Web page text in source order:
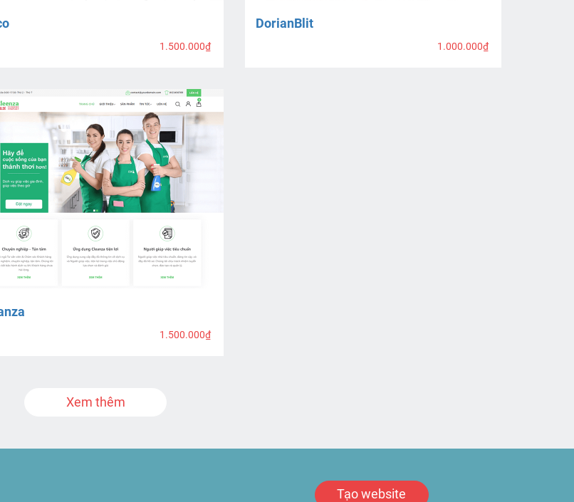
1.500.000₫
DorianBlit
1.000.000₫
1.500.000₫
Xem thêm
Tạo website